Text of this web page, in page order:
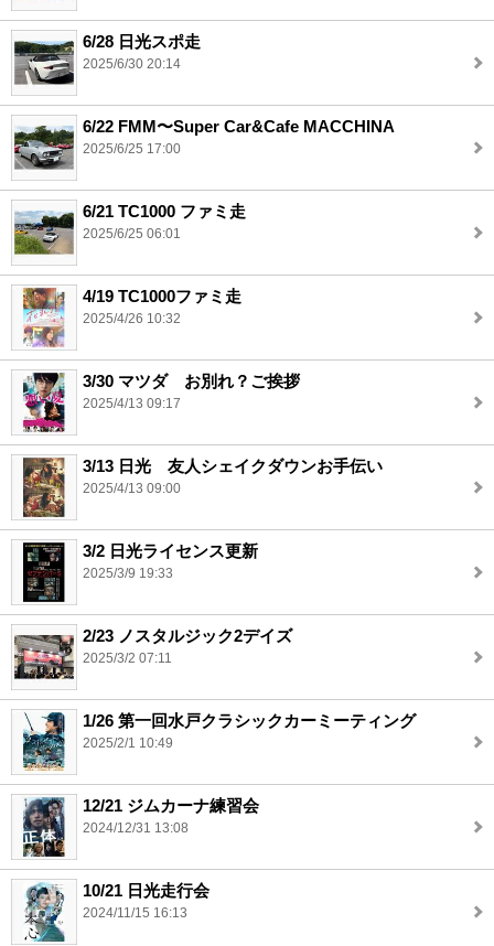
6/28 日光スポ走
2025/6/30 20:14
6/22 FMM〜Super Car&Cafe MACCHINA
2025/6/25 17:00
6/21 TC1000 ファミ走
2025/6/25 06:01
4/19 TC1000ファミ走
2025/4/26 10:32
3/30 マツダ お別れ？ご挨拶
2025/4/13 09:17
3/13 日光 友人シェイクダウンお手伝い
2025/4/13 09:00
3/2 日光ライセンス更新
2025/3/9 19:33
2/23 ノスタルジック2デイズ
2025/3/2 07:11
1/26 第一回水戸クラシックカーミーティング
2025/2/1 10:49
12/21 ジムカーナ練習会
2024/12/31 13:08
10/21 日光走行会
2024/11/15 16:13